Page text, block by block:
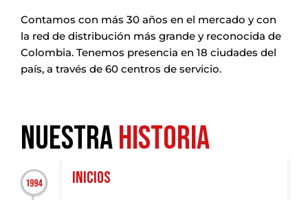
Contamos con más 30 años en el mercado y con
la red de distribución más grande y reconocida de
Colombia. Tenemos presencia en 18 ciudades del
país, a través de 60 centros de servicio.
nuestrahistoria
INICIOS